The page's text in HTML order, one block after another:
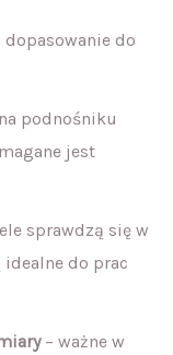
do
podnośniku
jest
sprawdzą się w
do prac
– ważne w